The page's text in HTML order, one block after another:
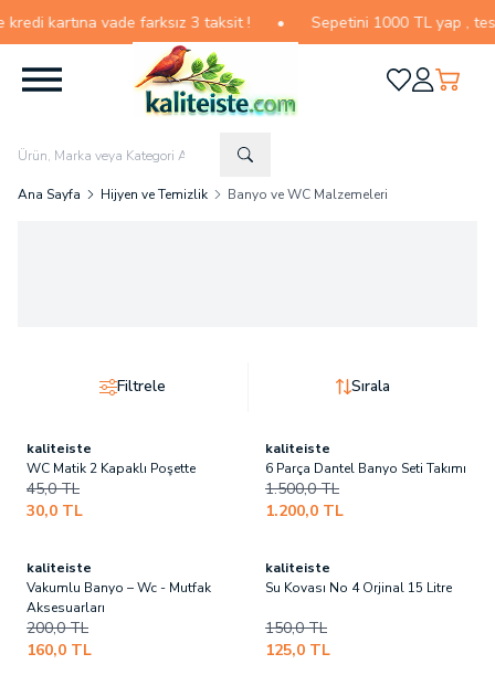
kartına vade farksız 3 taksit ! Sepetini 1000 TL yap ,
Favorilerim
HesabımSepetim
Ana Sayfa Hijyen ve Temizlik Banyo ve WC Malzemeleri
Filtrele Sırala
kaliteiste
WC Matik 2 Kapaklı Poşette
45,0TL
30,0 TL
Tükendi
kaliteiste
6 Parça Dantel Banyo Seti Takımı
1.500,0TL
1.200,0 TL
kaliteiste
Vakumlu Banyo – Wc - Mutfak
Aksesuarları
200,0TL
160,0 TL
kaliteiste
Su Kovası No 4 Orjinal 15 Litre
150,0TL
125,0 TL